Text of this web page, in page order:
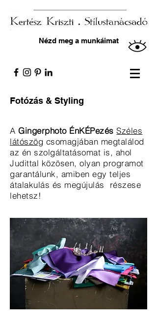
Nézd meg a munkáimat
Fotózás & Styling
A Gingerphoto ÉnKÉPezés Széles
látószög csomagjában megtalálod
az én szolgáltatásomat is, ahol
Judittal közösen, olyan programot
garantálunk, amiben egy teljes
átalakulás és megújulás részese
lehetsz!